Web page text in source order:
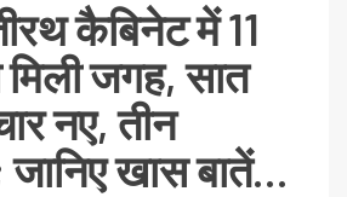
कैबिनेट में 11
मिली जगह, सात
नए, तीन
जानिए खास बातें…